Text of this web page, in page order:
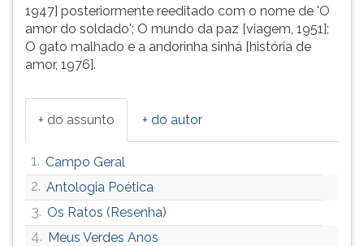
1947] posteriormente reeditado com o nome de 'O
amor do soldado'; O mundo da paz [viagem, 1951];
O gato malhado e a andorinha sinhá [história de
amor, 1976].
+ do assunto + do autor
1. Campo Geral
2. Antologia Poética
3. Os Ratos (Resenha)
4. Meus Verdes Anos